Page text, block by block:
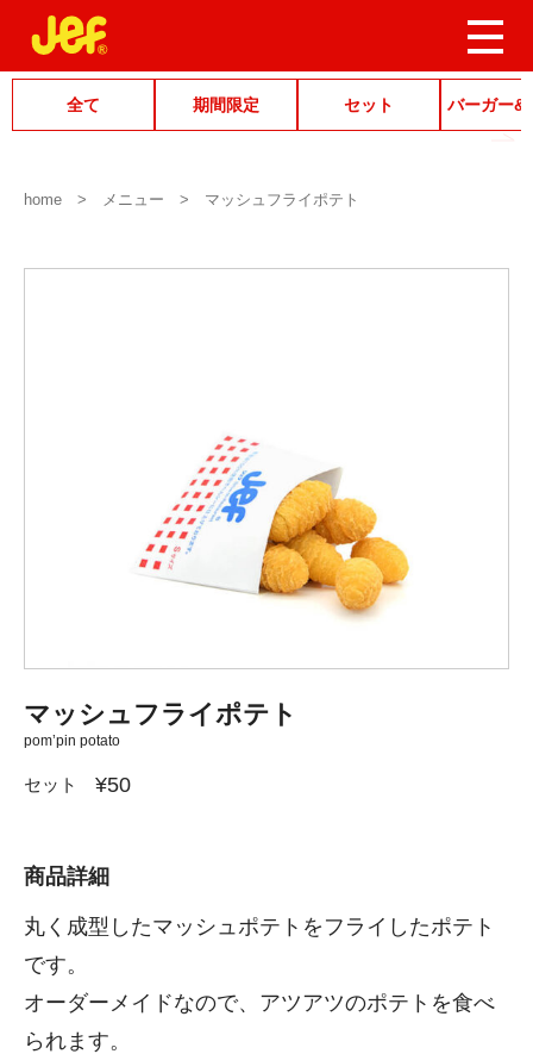
全て 期間限定 セット バーガー&
home メニュー マッシュフライポテト
マッシュフライポテト
pom’pin potato
セット ¥50
商品詳細
丸く成型したマッシュポテトをフライしたポテト
です。
オーダーメイドなので、アツアツのポテトを食べ
られます。